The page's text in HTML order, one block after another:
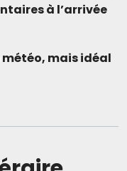
à l’arrivée
mais idéal